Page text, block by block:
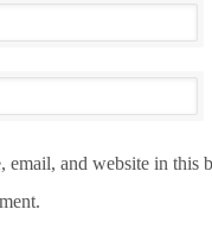
email, and website in this